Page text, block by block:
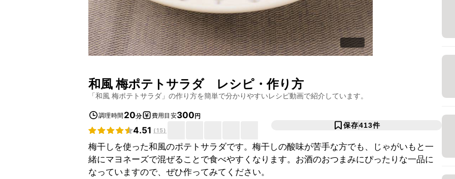
和風 梅ポテトサラダレシピ・作り方
「和風 梅ポテトサラダ 」の作り方を簡単で分かりやすいレシピ動画で紹介しています。
調理時間 20分 費用目安300円
4.51 (15)
保存413件
梅干しを使った和風のポテトサラダです。梅干しの酸味が苦手な方でも、じゃがいもと一
緒にマヨネーズで混ぜることで食べやすくなります。お酒のおつまみにぴったりな一品に
なっていますので、ぜひ作ってみてください。